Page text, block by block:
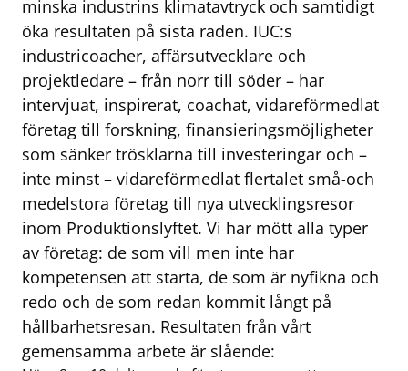
minska industrins klimatavtryck och samtidigt
öka resultaten på sista raden. IUC:s
industricoacher, affärsutvecklare och
projektledare – från norr till söder – har
intervjuat, inspirerat, coachat, vidareförmedlat
företag till forskning, finansieringsmöjligheter
som sänker trösklarna till investeringar och –
inte minst – vidareförmedlat flertalet små-och
medelstora företag till nya utvecklingsresor
inom Produktionslyftet. Vi har mött alla typer
av företag: de som vill men inte har
kompetensen att starta, de som är nyfikna och
redo och de som redan kommit långt på
hållbarhetsresan. Resultaten från vårt
gemensamma arbete är slående: